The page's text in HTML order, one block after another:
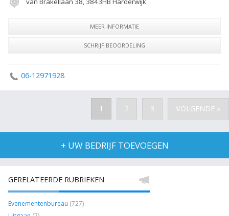
MEER INFORMATIE
SCHRIJF BEOORDELING
06-12971928
1 2 3 VOLGENDE »
+ UW BEDRIJF TOEVOEGEN
GERELATEERDE RUBRIEKEN
Evenementenbureau (727)